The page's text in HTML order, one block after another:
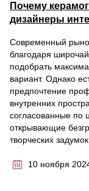
Почему
дизайнеры
Современный
благодаря
подобрать
вариант. Однако
предпочтение
внутренних
согласованные по
открывающие
творческих задумок.
10 ноября